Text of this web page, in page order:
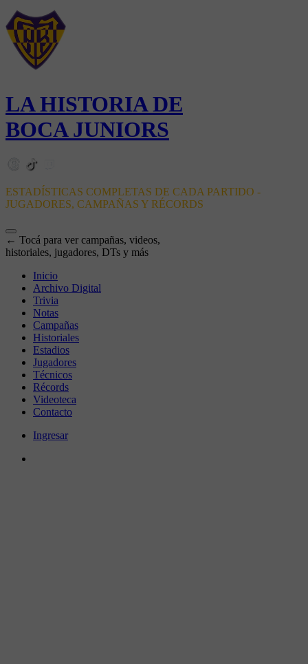
LA HISTORIA DE
BOCA JUNIORS
ESTADÍSTICAS COMPLETAS DE CADA PARTIDO -
JUGADORES, CAMPAÑAS Y RÉCORDS
← Tocá para ver campañas, videos,
historiales, jugadores, DTs y más
Inicio
Archivo Digital
Trivia
Notas
Campañas
Historiales
Estadios
Jugadores
Técnicos
Récords
Videoteca
Contacto
Ingresar